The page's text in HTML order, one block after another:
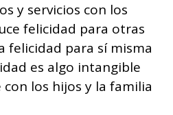
y servicios con los
felicidad para otras
felicidad para sí misma
es algo intangible
los hijos y la familia